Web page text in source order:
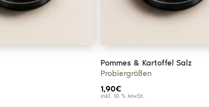
Pommes & Kartoffel Salz
Probiergrößen
1,90€
inkl. 10 % MwSt.